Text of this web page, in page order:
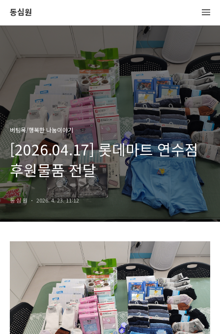
동심원
버팀목/행복한 나눔이야기
[2026.04.17] 롯데마트 연수점
후원물품 전달
동 심 원 2026. 4. 23. 11:12